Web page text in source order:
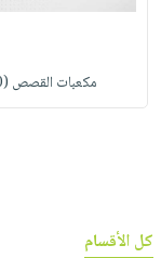
مكعبات القصص (10 م
كل الأقسام